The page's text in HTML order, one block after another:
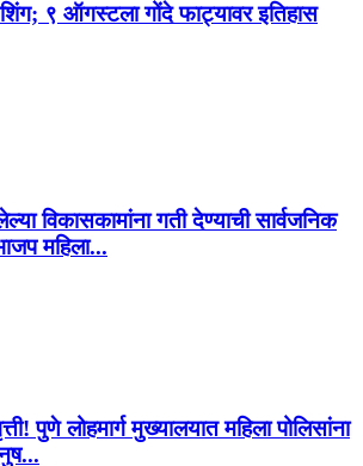
९ ऑगस्टला गोंदे फाट्यावर इतिहास
विकासकामांना गती देण्याची सार्वजनिक
महिला...
पुणे लोहमार्ग मुख्यालयात महिला पोलिसांना